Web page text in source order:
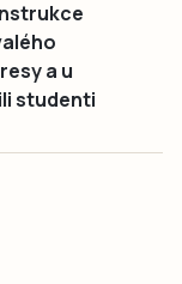
a u
studenti